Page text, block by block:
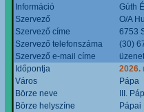
Információ
Gúth
Szervező
O/A
Szervező címe
6753
Szervező telefonszáma
(30)
Szervező e-mail címe
Időpontja
2026.
Város
Pápa
Börze neve
III.
Börze helyszíne
Pápai